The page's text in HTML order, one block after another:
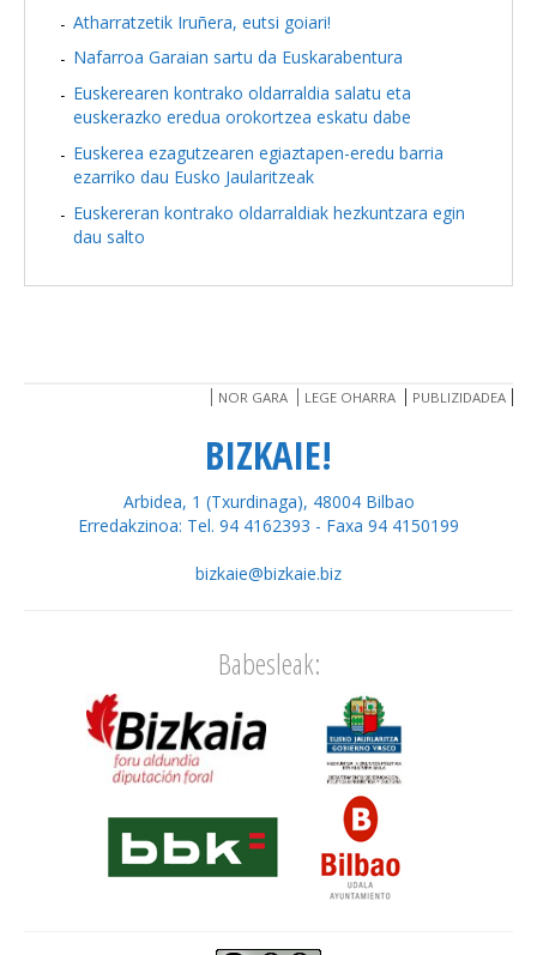
Atharratzetik Iruñera, eutsi goiari!
Nafarroa Garaian sartu da Euskarabentura
Euskerearen kontrako oldarraldia salatu eta
euskerazko eredua orokortzea eskatu dabe
Euskerea ezagutzearen egiaztapen-eredu barria
ezarriko dau Eusko Jaularitzeak
Euskereran kontrako oldarraldiak hezkuntzara egin
dau salto
NOR GARA LEGE OHARRA PUBLIZIDADEA
BIZKAIE!
Arbidea, 1 (Txurdinaga), 48004 Bilbao
Erredakzinoa: Tel. 94 4162393 - Faxa 94 4150199
bizkaie@bizkaie.biz
Babesleak: